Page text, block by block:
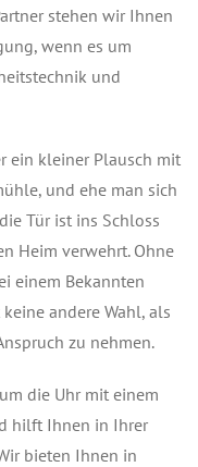
stehen wir Ihnen
wenn es um
und
ein kleiner Plausch mit
, und ehe man sich
Tür ist ins Schloss
Heim verwehrt. Ohne
einem Bekannten
andere Wahl, als
zu nehmen.
die Uhr mit einem
hilft Ihnen in Ihrer
bieten Ihnen in